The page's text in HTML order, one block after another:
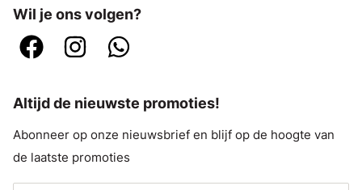
Wil je ons volgen?
Altijd de nieuwste promoties!
Abonneer op onze nieuwsbrief en blijf op de hoogte van
de laatste promoties